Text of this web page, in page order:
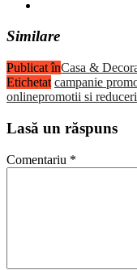
Similare
Publicat înCasa &
Etichetat campanie
onlinepromotii si reduceri
Lasă un răspuns
Comentariu *